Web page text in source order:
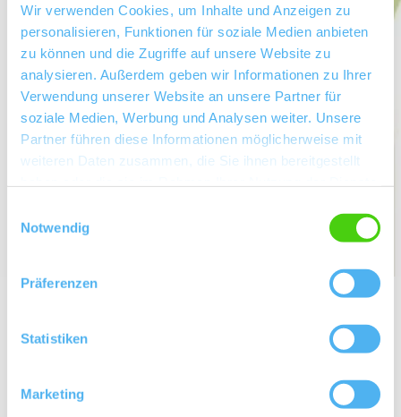
Wir verwenden Cookies, um Inhalte und Anzeigen zu
personalisieren, Funktionen für soziale Medien anbieten
zu können und die Zugriffe auf unsere Website zu
analysieren. Außerdem geben wir Informationen zu Ihrer
Verwendung unserer Website an unsere Partner für
soziale Medien, Werbung und Analysen weiter. Unsere
Partner führen diese Informationen möglicherweise mit
weiteren Daten zusammen, die Sie ihnen bereitgestellt
Notwendig
Präferenzen
Statistiken
Marketing
Kontakt